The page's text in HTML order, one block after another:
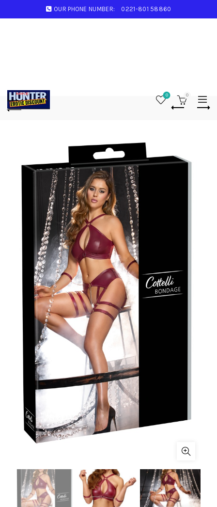
OUR PHONE NUMBER: 0221-801 58860
0 0